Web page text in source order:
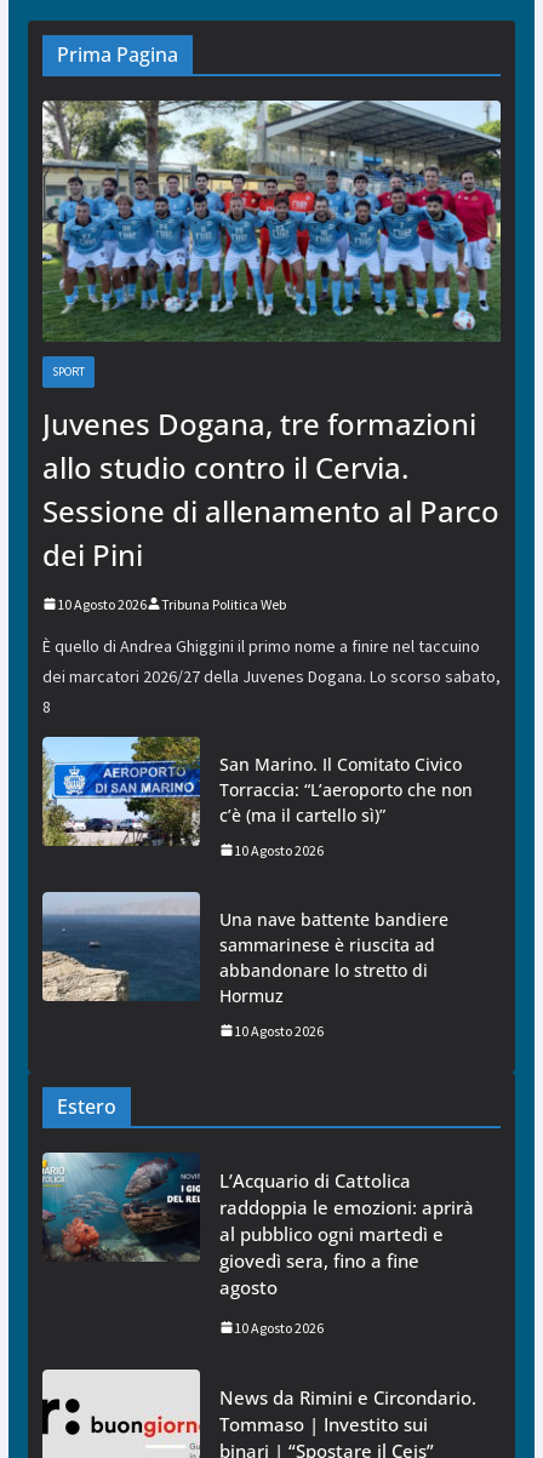
Prima Pagina
SPORT
Juvenes Dogana, tre formazioni
allo studio contro il Cervia.
Sessione di allenamento al Parco
dei Pini
10 Agosto 2026 Tribuna Politica Web
È quello di Andrea Ghiggini il primo nome a finire nel taccuino
dei marcatori 2026/27 della Juvenes Dogana. Lo scorso sabato,
8
San Marino. Il Comitato Civico
Torraccia: “L’aeroporto che non
c’è (ma il cartello sì)”
10 Agosto 2026
Una nave battente bandiere
sammarinese è riuscita ad
abbandonare lo stretto di
Hormuz
10 Agosto 2026
Estero
L’Acquario di Cattolica
raddoppia le emozioni: aprirà
al pubblico ogni martedì e
giovedì sera, fino a fine
agosto
10 Agosto 2026
News da Rimini e Circondario.
Tommaso | Investito sui
binari | “Spostare il Ceis”